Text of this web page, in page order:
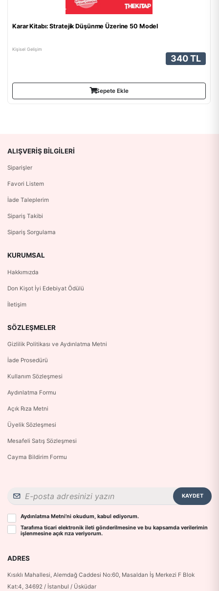
Karar Kitabı: Stratejik Düşünme Üzerine 50 Model
Kişisel Gelişim
340 TL
Sepete Ekle
ALIŞVERIŞ BILGILERI
Siparişler
Favori Listem
İade Taleplerim
Sipariş Takibi
Sipariş Sorgulama
KURUMSAL
Hakkımızda
Don Kişot İyi Edebiyat Ödülü
İletişim
SÖZLEŞMELER
Gizlilik Politikası ve Aydınlatma Metni
İade Prosedürü
Kullanım Sözleşmesi
Aydınlatma Formu
Açık Rıza Metni
Üyelik Sözleşmesi
Mesafeli Satış Sözleşmesi
Cayma Bildirim Formu
KAYDET
Aydınlatma Metni’ni okudum, kabul ediyorum.
Tarafıma ticari elektronik ileti gönderilmesine ve bu kapsamda verilerimin
işlenmesine açık rıza veriyorum.
ADRES
Kısıklı Mahallesi, Alemdağ Caddesi No:60, Masaldan İş Merkezi F Blok
Kat:4, 34692 / İstanbul / Üsküdar